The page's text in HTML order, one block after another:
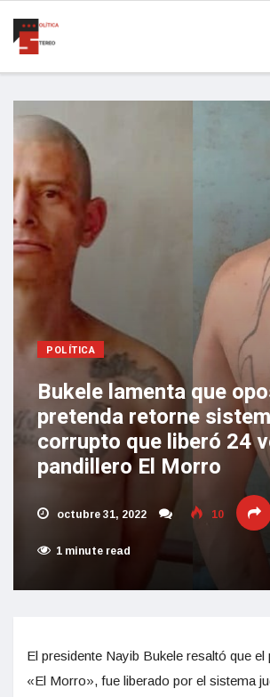
POLÍTICA
Bukele lamenta que
pretenda retorne
corrupto que liberó 24
pandillero El Morro
octubre 31, 2022 10
1 minute read
El presidente Nayib Bukele resaltó que el
«El Morro», fue liberado por el sistema